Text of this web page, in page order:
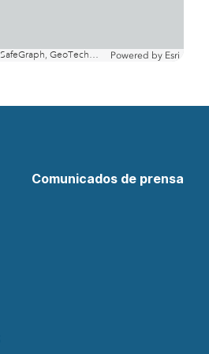
Comunicados de prensa